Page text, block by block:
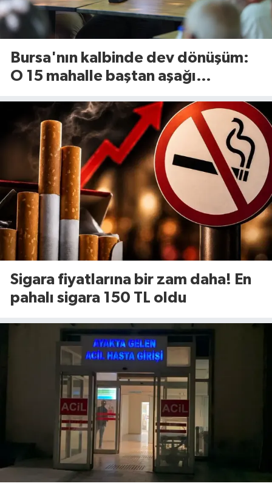
Bursa'nın kalbinde dev dönüşüm:
O 15 mahalle baştan aşağı
Sigara fiyatlarına bir zam daha! En
pahalı sigara 150 TL oldu